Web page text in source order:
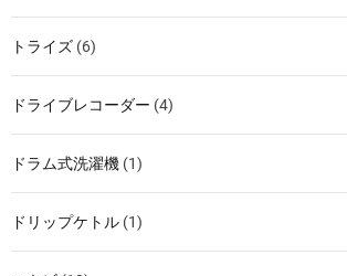
トライズ (6)
ドライブレコーダー (4)
ドラム式洗濯機 (1)
ドリップケトル (1)